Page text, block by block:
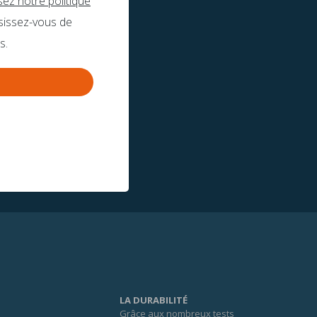
vous de
LA DURABILITÉ
Grâce aux nombreux tests